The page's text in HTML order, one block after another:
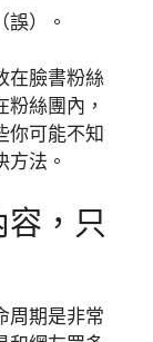
）。
在臉書粉絲
絲團內，
你可能不知
法。
，只
周期是非常